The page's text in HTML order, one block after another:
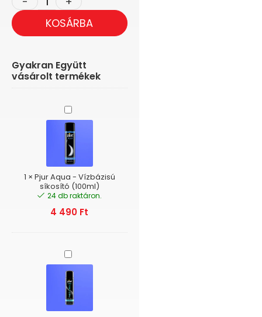
KOSÁRBA
Gyakran Együtt
vásárolt termékek
Pjur
Aqua
-
Vízbázisú
síkosító
(100ml)
1 × Pjur Aqua - Vízbázisú
síkosító (100ml)
24 db raktáron.
4 490 Ft
Pjur
Aqua
Panthenol
-
Regeneráló,
vízbázisú